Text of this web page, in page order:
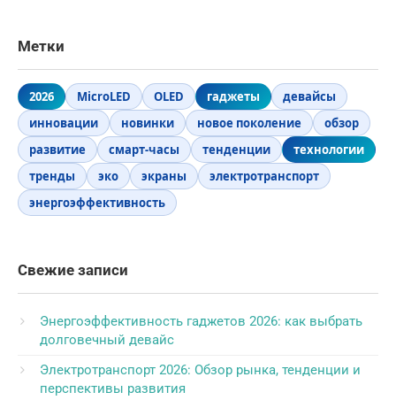
Метки
2026 MicroLED OLED гаджеты
девайсы
инновации
новинки новое поколение
обзор
развитие
смарт-часы тенденции
технологии
тренды
эко экраны
электротранспорт
энергоэффективность
Свежие записи
Энергоэффективность гаджетов 2026: как выбрать
долговечный девайс
Электротранспорт 2026: Обзор рынка, тенденции и
перспективы развития